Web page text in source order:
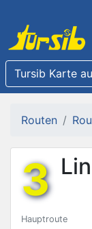
Tursib Karte
Routen
3
Hauptroute